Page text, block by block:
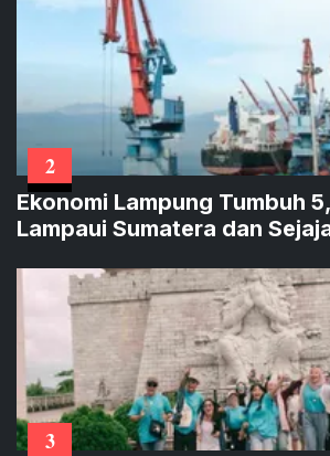
2
Ekonomi Lampung Tumbuh
Lampaui Sumatera dan
3